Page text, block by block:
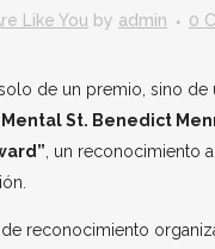
Like You by admin 0
de un premio, sino
St. Benedict
, un reconocimiento
reconocimiento